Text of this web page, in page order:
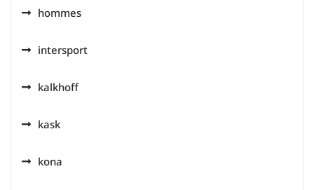
hommes
intersport
kalkhoff
kask
kona